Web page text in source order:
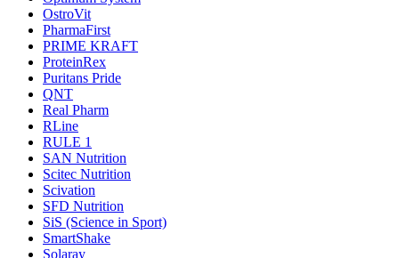
OstroVit
PharmaFirst
PRIME KRAFT
ProteinRex
Puritans Pride
QNT
Real Pharm
RLine
RULE 1
SAN Nutrition
Scitec Nutrition
Scivation
SFD Nutrition
SiS (Science in Sport)
SmartShake
Solaray